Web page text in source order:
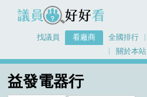
議員好好看
找議員 看廠商 全國排行
關於本站
益發電器行